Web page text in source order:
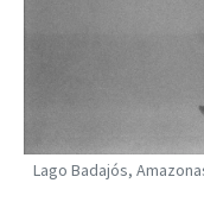
Lago Badajós,